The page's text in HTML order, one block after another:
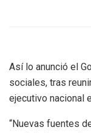
Así lo anunció el
sociales, tras
ejecutivo nacional
“Nuevas fuentes